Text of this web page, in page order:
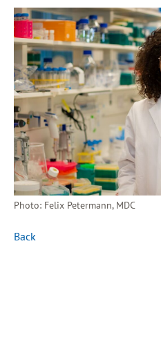
Photo: Felix Petermann, MDC
Back